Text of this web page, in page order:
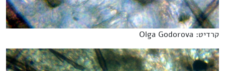
קרדיט: Olga Godorova